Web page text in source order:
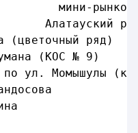
мини-рынков
Алатауский
ряд)
(КОС № 9)
Момышулы